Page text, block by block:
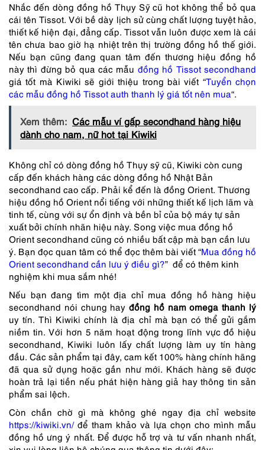
Nhắc đến dòng đồng hồ Thụy Sỹ cũ hot không thể bỏ qua
cái tên Tissot. Với bề dày lịch sử cùng chất lượng tuyệt hảo,
thiết kế hiện đại, đẳng cấp. Tissot vẫn luôn được xem là cái
tên chưa bao giờ hạ nhiệt trên thị trường đồng hồ thế giới.
Nếu bạn cũng đang quan tâm đến thương hiệu đồng hồ
này thì đừng bỏ qua các mẫu đồng hồ Tissot secondhand
giá tốt mà Kiwiki sẽ giới thiệu trong bài viết “Tuyển chọn
các mẫu đồng hồ Tissot auth thanh lý giá tốt nên mua“.
Xem thêm: Các mẫu ví gấp secondhand hàng hiệu
dành cho nam, nữ hot tại Kiwiki
Không chỉ có dòng đồng hồ Thụy sỹ cũ, Kiwiki còn cung
cấp đến khách hàng các dòng đồng hồ Nhật Bản
secondhand cao cấp. Phải kể đến là đồng Orient. Thương
hiệu đồng hồ Orient nổi tiếng với những thiết kế lịch lãm và
tinh tế, cùng với sự ổn định và bền bỉ của bộ máy tự sản
xuất bởi chính nhãn hiệu này. Song việc mua đồng hồ
Orient secondhand cũng có nhiều bất cập mà bạn cần lưu
ý. Bạn đọc quan tâm có thể đọc thêm bài viết “Mua đồng hồ
Orient secondhand cần lưu ý điều gì?” để có thêm kinh
nghiệm khi mua sắm nhé!
Nếu bạn đang tìm một địa chỉ mua đồng hồ hàng hiệu
secondhand nói chung hayđồng hồ nam omega thanh lý
uy tín. Thì Kiwiki chính là địa chỉ mà bạn có thể gửi gắm
niềm tin. Với hơn 5 năm hoạt động trong lĩnh vực đồ hiệu
secondhand, Kiwiki luôn lấy chất lượng làm uy tín hàng
đầu. Các sản phẩm tại đây, cam kết 100% hàng chính hãng
đã qua sử dụng hoặc gần như mới. Khách hàng sẽ được
hoàn trả lại tiền nếu phát hiện hàng giả hay thông tin sản
phẩm sai lệch.
Còn chần chờ gì mà không ghé ngay địa chỉ website
https://kiwiki.vn/để tham khảo và lựa chọn cho mình mẫu
đồng hồ ưng ý nhất. Để được hỗ trợ và tư vấn nhanh nhất,